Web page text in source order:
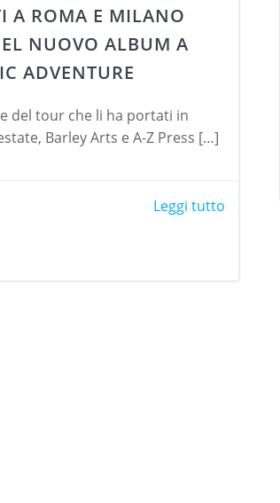
A ROMA E MILANO
NUOVO ALBUM A
ADVENTURE
del tour che li ha portati in
Barley Arts e A-Z Press […]
Leggi tutto